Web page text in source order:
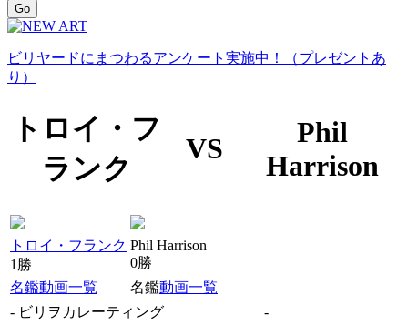
Go
ビリヤードにまつわるアンケート実施中！（プレゼントあ
り）
トロイ・フ
ランク
VS
Phil
Harrison
トロイ・フランク
1勝
Phil Harrison
0勝
名鑑動画一覧 名鑑動画一覧
- ビリヲカレーティング
-